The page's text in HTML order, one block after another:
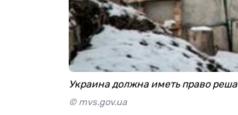
Украина должна иметь право
© mvs.gov.ua